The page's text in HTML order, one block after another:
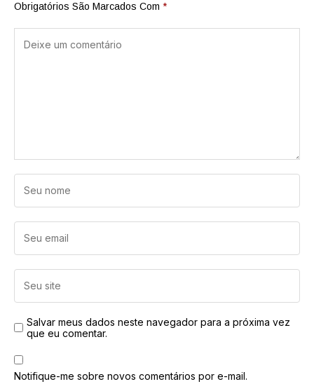
Obrigatórios São Marcados Com *
Salvar meus dados neste navegador para a próxima vez
que eu comentar.
Notifique-me sobre novos comentários por e-mail.